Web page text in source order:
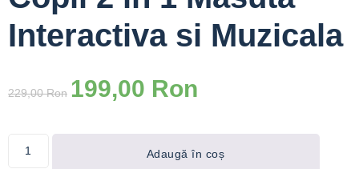
Interactiva si Muzicala
229,00Ron 199,00 Ron
Adaugă în coș